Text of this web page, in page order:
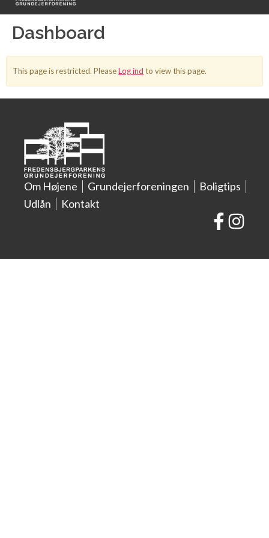
Dashboard
This page is restricted. PleaseLog ind to view this page.
Om Højene Grundejerforeningen
Boligtips
Udlån
Kontakt